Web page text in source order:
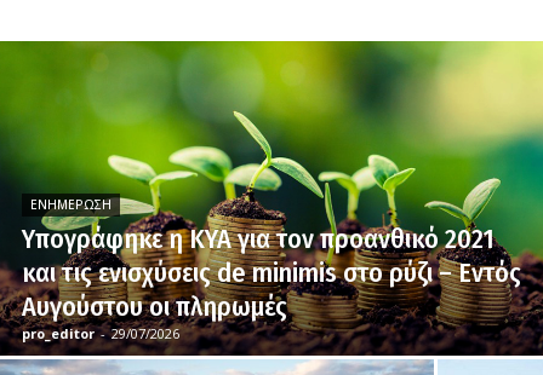
ΕΝΗΜΈΡΩΣΗ
Υπογράφηκε η ΚΥΑ για τον προανθικό 2021
και τις ενισχύσεις de minimis στο ρύζι – Εντός
Αυγούστου οι πληρωμές
pro_editor - 29/07/2026